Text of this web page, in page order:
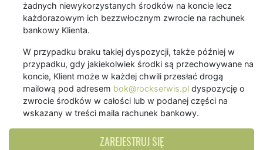
żadnych niewykorzystanych środków na koncie lecz
każdorazowym ich bezzwłocznym zwrocie na rachunek
bankowy Klienta.
W przypadku braku takiej dyspozycji, także później w
przypadku, gdy jakiekolwiek środki są przechowywane na
koncie, Klient może w każdej chwili przesłać drogą
mailową pod adresem bok@rockserwis.pl dyspozycję o
zwrocie środków w całości lub w podanej części na
wskazany w treści maila rachunek bankowy.
ZAREJESTRUJ SIĘ